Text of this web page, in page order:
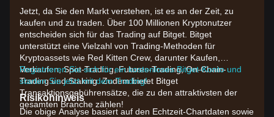
Jetzt, da Sie den Markt verstehen, ist es an der Zeit, zu
kaufen und zu traden. Über 100 Millionen Kryptonutzer
entscheiden sich für das Trading auf Bitget. Bitget
unterstützt eine Vielzahl von Trading-Methoden für
Kryptoassets wie Red Kitten Crew, darunter Kaufen,
Verkaufen, Spot-Trading, Futures-Trading, On-Chain-
Trading und Staking. Zudem bietet Bitget
Transaktionsgebührensätze, die zu den attraktivsten der
gesamten Branche zählen!
Registrieren Sie sich für ein kostenloses Bitget-Konto und
starten Sie jetzt mit dem Trading!
Risikohinweis
Die obige Analyse basiert auf den Echtzeit-Chartdaten sowie